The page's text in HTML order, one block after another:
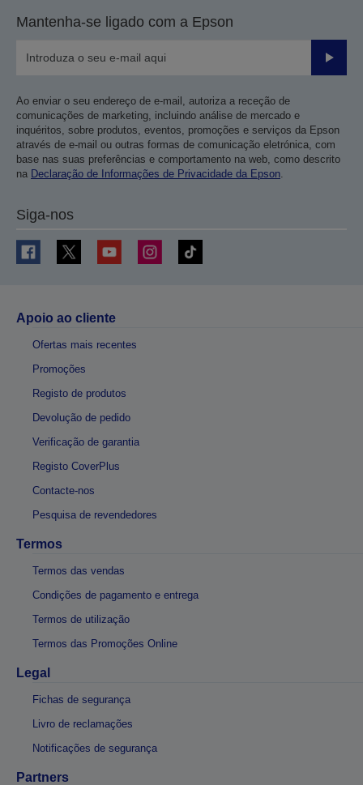
Mantenha-se ligado com a Epson
Enviar
Ao enviar o seu endereço de e-mail, autoriza a receção de
comunicações de marketing, incluindo análise de mercado e
inquéritos, sobre produtos, eventos, promoções e serviços da Epson
através de e-mail ou outras formas de comunicação eletrónica, com
base nas suas preferências e comportamento na web, como descrito
na Declaração de Informações de Privacidade da Epson.
Siga-nos
Apoio ao cliente
Ofertas mais recentes
Promoções
Registo de produtos
Devolução de pedido
Verificação de garantia
Registo CoverPlus
Contacte-nos
Pesquisa de revendedores
Termos
Termos das vendas
Condições de pagamento e entrega
Termos de utilização
Termos das Promoções Online
Legal
Fichas de segurança
Livro de reclamações
Notificações de segurança
Partners